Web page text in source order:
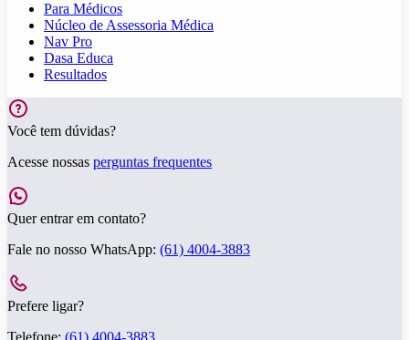
Para Médicos
Núcleo de Assessoria Médica
Nav Pro
Dasa Educa
Resultados
Você tem dúvidas?
Acesse nossas perguntas frequentes
Quer entrar em contato?
Fale no nosso WhatsApp: (61) 4004-3883
Prefere ligar?